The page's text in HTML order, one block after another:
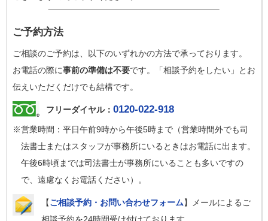
ご予約方法
ご相談のご予約は、以下のいずれかの方法で承っております。
お電話の際に事前の準備は不要です。「相談予約をしたい」とお
伝えいただくだけでも結構です。
フリーダイヤル： 0120-022-918
※営業時間：平日午前9時から午後5時まで（営業時間外でも司
法書士またはスタッフが事務所にいるときはお電話に出ます。
午後6時頃までは司法書士が事務所にいることも多いですの
で、遠慮なくお電話ください）。
【ご相談予約・お問い合わせフォーム】メールによるご